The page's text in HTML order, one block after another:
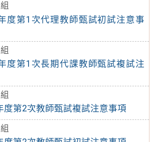
度第1次代理教師甄試初試注意事
度第1次長期代課教師甄試複試注
度第2次教師甄試複試注意事項